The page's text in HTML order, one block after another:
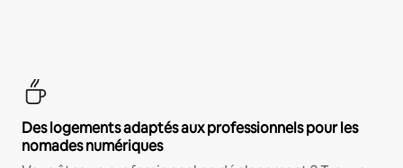
Des logements adaptés aux professionnels pour les
nomades numériques